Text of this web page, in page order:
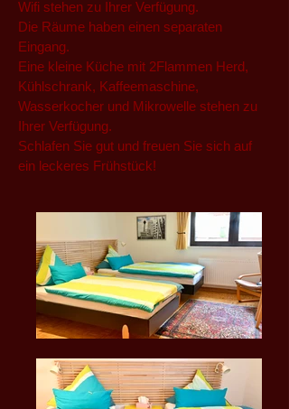
Wifi stehen zu Ihrer Verfügung.
Die Räume haben einen separaten
Eingang.
Eine kleine Küche mit 2Flammen Herd,
Kühlschrank, Kaffeemaschine,
Wasserkocher und Mikrowelle stehen zu
Ihrer Verfügung.
Schlafen Sie gut und freuen Sie sich auf
ein leckeres Frühstück!